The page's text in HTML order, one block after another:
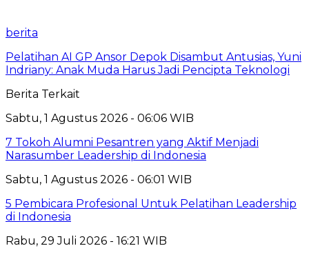
berita
Pelatihan AI GP Ansor Depok Disambut Antusias, Yuni
Indriany: Anak Muda Harus Jadi Pencipta Teknologi
Berita Terkait
Sabtu, 1 Agustus 2026 - 06:06 WIB
7 Tokoh Alumni Pesantren yang Aktif Menjadi
Narasumber Leadership di Indonesia
Sabtu, 1 Agustus 2026 - 06:01 WIB
5 Pembicara Profesional Untuk Pelatihan Leadership
di Indonesia
Rabu, 29 Juli 2026 - 16:21 WIB